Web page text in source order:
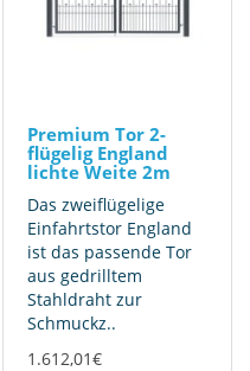
Premium Tor 2-
flügelig England
lichte Weite 2m
Das zweiflügelige
Einfahrtstor England
ist das passende Tor
aus gedrilltem
Stahldraht zur
Schmuckz..
1.612,01€